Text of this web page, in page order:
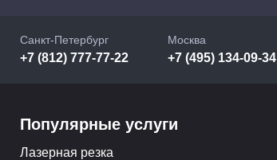
Санкт-Петербург
+7 (812) 777-77-22
Москва
+7 (495) 134-09-34
Популярные услуги
Лазерная резка